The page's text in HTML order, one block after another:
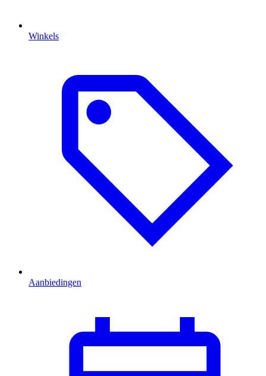
Winkels
Aanbiedingen